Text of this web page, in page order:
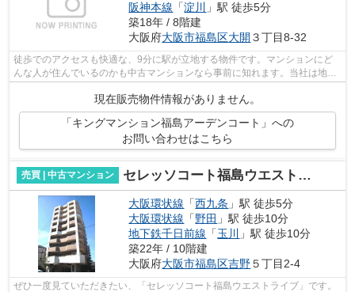
阪神本線 「淀川
」駅 徒歩5分
築18年 / 8階建
大阪府大阪市福島区大開 ３丁目8-32
徒歩でのアクセスも快適な、9分に駅が立地する物件です。マンションにど
んな人が住んでいるのかも中古マンションなら事前に知れます。当社は地下
鉄千日前線野田阪神近くの物件情報を多...
現在販売物件情報がありません。
「キングマンション福島アーデンコート」への
お問い合わせはこちら
売買 | 中古マンション セレッソコート福島ウエストライブ
大阪環状線 「西九条 」駅 徒歩5分
大阪環状線 「野田 」駅 徒歩10分
地下鉄千日前線 「玉川
」駅 徒歩10分
築22年 / 10階建
大阪府大阪市福島区吉野５丁目2-4
ぜひ一度見ていただきたい、「セレッソコート福島ウエストライブ」です。